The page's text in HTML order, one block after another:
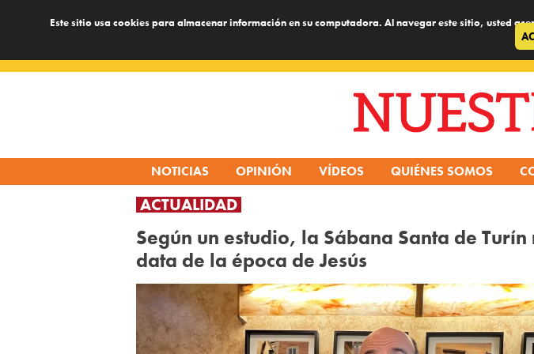
Este sitio usa cookies para almacenar información en su computadora. Al navegar este sitio, usted
NOTICIAS OPINIÓN VÍDEOS QUIÉNES SOMOS
ACTUALIDAD
Según un estudio, la Sábana Santa de
data de la época de Jesús